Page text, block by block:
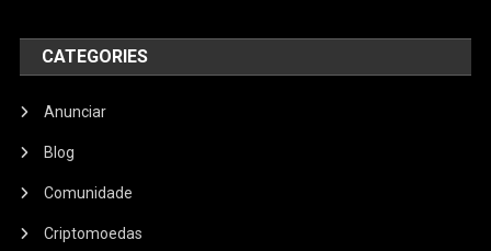
CATEGORIES
Anunciar
Blog
Comunidade
Criptomoedas